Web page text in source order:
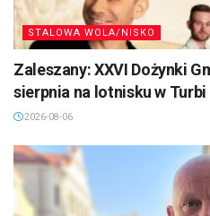
STALOWA WOLA/NISKO
Zaleszany: XXVI Dożynki
sierpnia na lotnisku w Turbi
2026-08-06